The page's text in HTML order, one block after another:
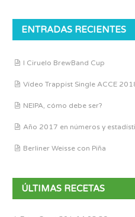
ENTRADAS RECIENTES
I Ciruelo BrewBand Cup
Vídeo Trappist Single ACCE
NEIPA, cómo debe ser?
Año 2017 en números y
Berliner Weisse con Piña
ÚLTIMAS RECETAS